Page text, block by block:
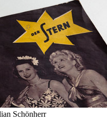
Schönherr